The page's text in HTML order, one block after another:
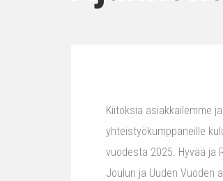
Kiitoksia asiakkailemme ja
yhteistyökumppaneille
vuodesta 2025. Hyvää ja
Joulun ja Uuden Vuoden